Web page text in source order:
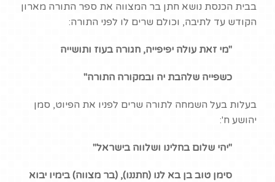
בבית הכנסת נושא חתן בר המצווה את ספר התורה מארון
הקודש עד לתיבה, וכולם שרים לו לפני התורה:
"מי זאת עולה יפיפייה, חגורה בעוז ותושייה
כשפייה שלהבת יה ובמקורה התורה"
בעלות בעל השמחה לתורה שרים לפניו את הפיוט, סמן
יהושע ח':
"יהי שלום בחלינו ושלווה בישראל"
סימן טוב בן בא לנו (חתננו), (בר מצווה) בימיו יבוא